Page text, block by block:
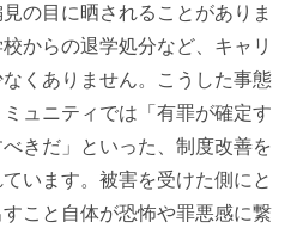
の目に晒されることがありま
からの退学処分など、キャリ
くありません。こうした事態
ュニティでは「有罪が確定す
きだ」といった、制度改善を
います。被害を受けた側にと
こと自体が恐怖や罪悪感に繋